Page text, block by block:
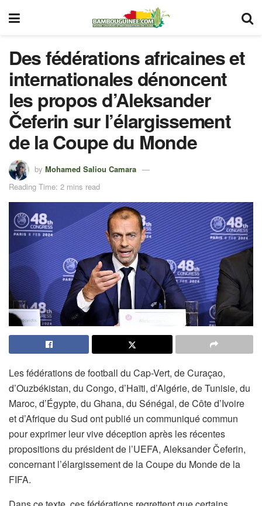
Des fédérations africaines et
internationales dénoncent
les propos d’Aleksander
Čeferin sur l’élargissement
de la Coupe du Monde
by Mohamed Saliou Camara
Reading Time: 2 mins read
Les fédérations de football du Cap-Vert, de Curaçao,
d’Ouzbékistan, du Congo, d’Haïti, d’Algérie, de Tunisie, du
Maroc, d’Égypte, du Ghana, du Sénégal, de Côte d’Ivoire
et d’Afrique du Sud ont publié un communiqué commun
pour exprimer leur vive déception après les récentes
propositions du président de l’UEFA, Aleksander Čeferin,
concernant l’élargissement de la Coupe du Monde de la
FIFA.